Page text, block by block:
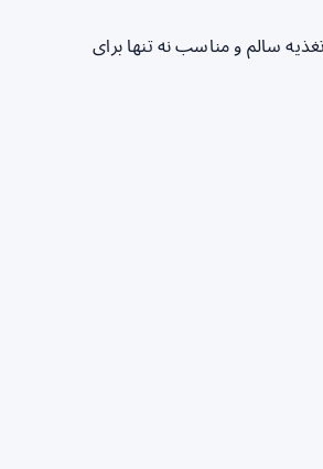
سالم و مناسب نه تنها برای